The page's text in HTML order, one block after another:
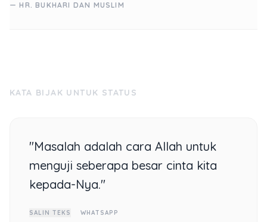
— HR. BUKHARI DAN MUSLIM
KATA BIJAK UNTUK STATUS
"Masalah adalah cara Allah untuk
menguji seberapa besar cinta kita
kepada-Nya."
SALIN TEKS WHATSAPP